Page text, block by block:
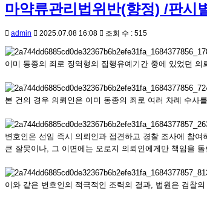
마약류관리법위반(향정) /판시
admin 2025.07.08 16:08 조회 수 : 515
이미 동종의 죄로 징역형의 집행유예기간 중에 있었던
본 건의 경우 의뢰인은 이미 동종의 죄로 여러 차례 수사
변호인은 선임 즉시 의뢰인과 접견하고 경찰 조사에 참
큰 잘못이나, 그 이면에는 오로지 의뢰인에게만 책임을
이와 같은 변호인의 적극적인 조력의 결과, 법원은 검찰